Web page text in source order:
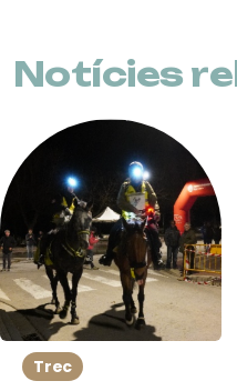
Notícies
Trec